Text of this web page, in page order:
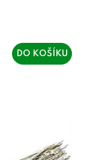
DO KOŠÍKU